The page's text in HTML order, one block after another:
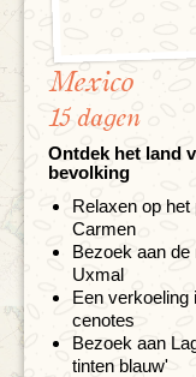
Mexico
15 dagen
Ontdek het land
bevolking
Relaxen op
Carmen
Bezoek aan
Uxmal
Een verkoeling
cenotes
Bezoek aan
tinten blauw'